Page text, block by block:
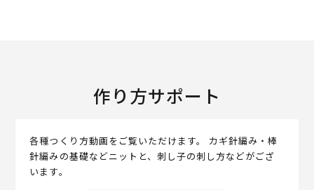
作り方サポート
各種つくり方動画をご覧いただけます。 カギ針編み・棒
針編みの基礎などニットと、刺し子の刺し方などがござ
います。